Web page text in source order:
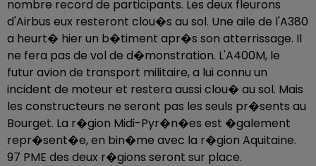
nombre record de participants. Les deux fleurons
d'Airbus eux resteront clou�s au sol. Une aile de l'A380
a heurt� hier un b�timent apr�s son atterrissage. Il
ne fera pas de vol de d�monstration. L'A400M, le
futur avion de transport militaire, a lui connu un
incident de moteur et restera aussi clou� au sol. Mais
les constructeurs ne seront pas les seuls pr�sents au
Bourget. La r�gion Midi-Pyr�n�es est �galement
repr�sent�e, en bin�me avec la r�gion Aquitaine.
97 PME des deux r�gions seront sur place.